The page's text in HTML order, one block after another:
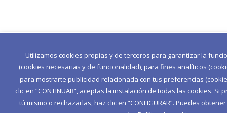
Utilizamos cookies propias y de terceros para garantizar la
(cookies necesarias y de funcionalidad), para fines analíticos
para mostrarte publicidad relacionada con tus preferencias
clic en “CONTINUAR”, aceptas la instalación de todas las cookies.
tú mismo o rechazarlas, haz clic en “CONFIGURAR”. Puedes